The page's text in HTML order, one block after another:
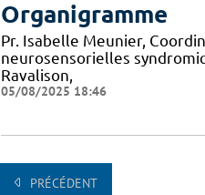
Organigramme
Pr. Isabelle Meunier,
neurosensorielles
Ravalison,
05/08/2025 18:46
PRÉCÉDENT